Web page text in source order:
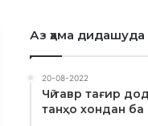
Аз ҳама дидашуда
20-08-2022
Чӣ тавр тағир
танҳо хондан ба